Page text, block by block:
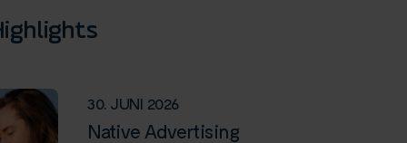
30. JUNI 2026
Native Advertising